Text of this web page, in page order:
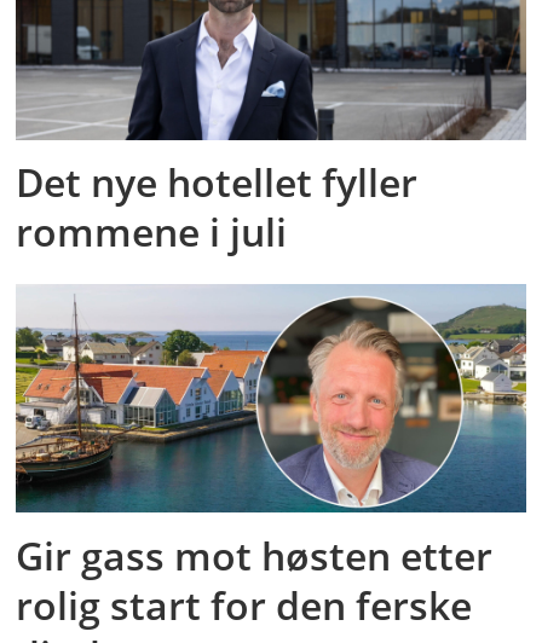
Det nye hotellet fyller
rommene i juli
Gir gass mot høsten etter
rolig start for den ferske